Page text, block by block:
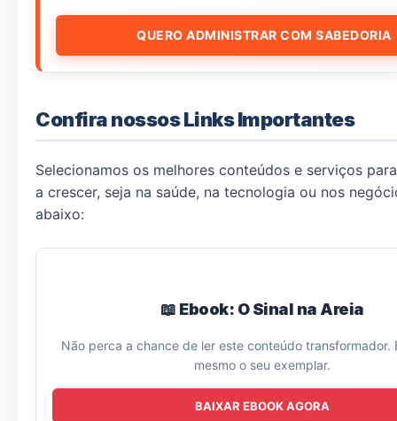
QUERO ADMINISTRAR COM SABEDORIA
Confira nossos Links Importantes
Selecionamos os melhores conteúdos e serviços
a crescer, seja na saúde, na tecnologia ou nos
abaixo:
📖 Ebook: O Sinal na Areia
Não perca a chance de ler este conteúdo transformador.
mesmo o seu exemplar.
BAIXAR EBOOK AGORA